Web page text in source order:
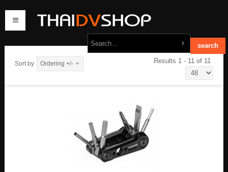
contact us
Sort by Ordering +/- Results 1 - 11 of 11